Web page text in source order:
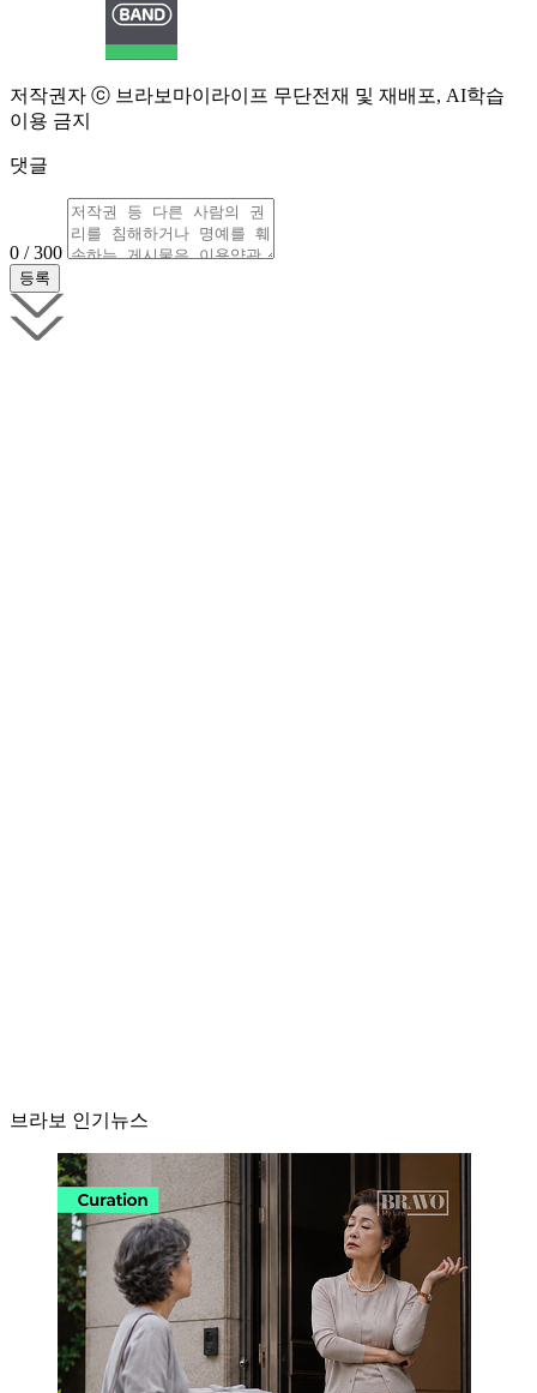
저작권자 ⓒ 브라보마이라이프 무단전재 및 재배포, AI학습
이용 금지
댓글
0 / 300
브라보 인기뉴스